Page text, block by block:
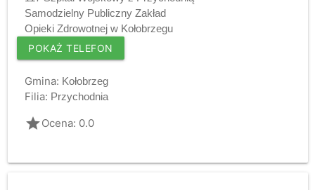
Samodzielny Publiczny Zakład
Opieki Zdrowotnej w Kołobrzegu
POKAŻ TELEFON
Gmina: Kołobrzeg
Filia: Przychodnia
gradeOcena: 0.0